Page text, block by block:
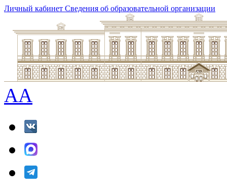
Личный кабинет Сведения об образовательной организации
AA